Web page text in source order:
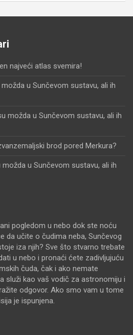
najveći atlas svemira!
u Sunčevom sustavu, ali ih
možda u Sunčevom sustavu, ali ih
brod pored Merkura?
možda u Sunčevom sustavu, ali ih
pogledom u nebo dok ste noću
da učite o čudima neba, Sunčevog
iza njih? Sve što stvarno trebate
u nebo i pronaći ćete zadivljujuću
čuda, čak i ako nemate
služi kao vaš vodič za astronomiju i
odgovor. Ako smo vam u tome
je ispunjena.